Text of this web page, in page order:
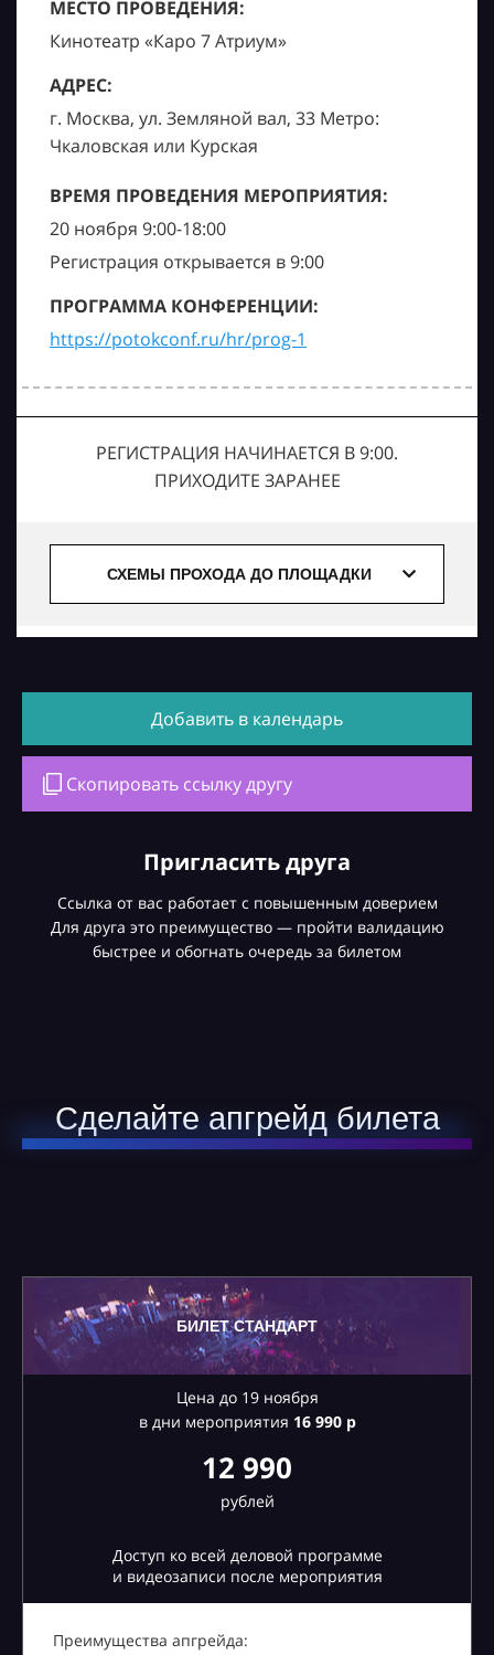
МЕСТО ПРОВЕДЕНИЯ:
Кинотеатр «Каро 7 Атриум»
АДРЕС:
г. Москва, ул. Земляной вал, 33 Метро:
Чкаловская или Курская
ВРЕМЯ ПРОВЕДЕНИЯ МЕРОПРИЯТИЯ:
20 ноября 9:00-18:00
Регистрация открывается в 9:00
ПРОГРАММА КОНФЕРЕНЦИИ:
https://potokconf.ru/hr/prog-1
РЕГИСТРАЦИЯ НАЧИНАЕТСЯ В 9:00.
ПРИХОДИТЕ ЗАРАНЕЕ
СХЕМЫ ПРОХОДА ДО ПЛОЩАДКИ
Добавить в календарь
Скопировать ссылку другу
Пригласить друга
Ссылка от вас работает с повышенным доверием
Для друга это преимущество — пройти валидацию
быстрее и обогнать очередь за билетом
Сделайте апгрейд билета
БИЛЕТ СТАНДАРТ
Цена до 19 ноября
в дни мероприятия 16990 р
12 990
рублей
Доступ ко всей деловой программе
и видеозаписи после мероприятия
Преимущества апгрейда: